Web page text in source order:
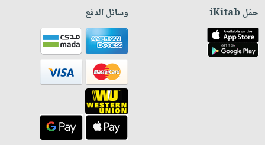
حمّل iKitab وسائل الدفع